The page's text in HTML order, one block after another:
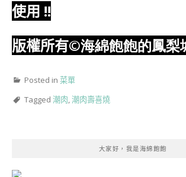
使用 !!
版權所有©海綿飽飽的鳳梨
Posted in 菜單
Tagged 潮肉, 潮肉壽喜燒
大家好，我是海綿飽飽